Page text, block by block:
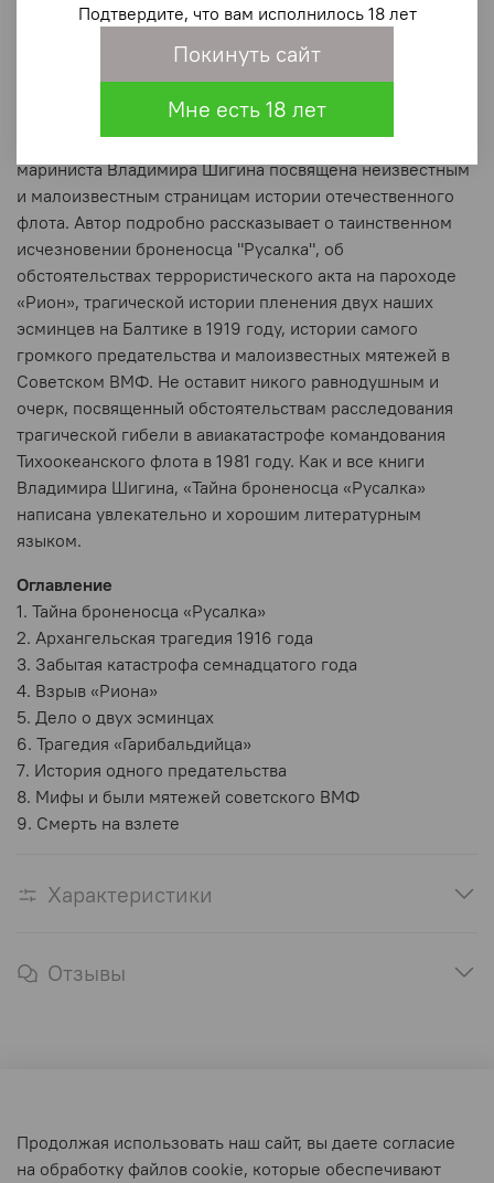
Описание
Новая книга известного российского писателя-
мариниста Владимира Шигина посвящена неизвестным
и малоизвестным страницам истории отечественного
флота. Автор подробно рассказывает о таинственном
исчезновении броненосца "Русалка", об
обстоятельствах террористического акта на пароходе
«Рион», трагической истории пленения двух наших
эсминцев на Балтике в 1919 году, истории самого
громкого предательства и малоизвестных мятежей в
Советском ВМФ. Не оставит никого равнодушным и
очерк, посвященный обстоятельствам расследования
трагической гибели в авиакатастрофе командования
Тихоокеанского флота в 1981 году. Как и все книги
Владимира Шигина, «Тайна броненосца «Русалка»
написана увлекательно и хорошим литературным
языком.
Оглавление
1. Тайна броненосца «Русалка»
2. Архангельская трагедия 1916 года
3. Забытая катастрофа семнадцатого года
4. Взрыв «Риона»
5. Дело о двух эсминцах
6. Трагедия «Гарибальдийца»
7. История одного предательства
8. Мифы и были мятежей советского ВМФ
9. Смерть на взлете
Характеристики
Отзывы
Пользовательское соглашение
Условия обмена и возврата
Продолжая использовать наш сайт, вы даете согласие
на обработку файлов cookie, которые обеспечивают
Подтвердите, что вам исполнилось 18 лет
Покинуть сайт
Мне есть 18 лет